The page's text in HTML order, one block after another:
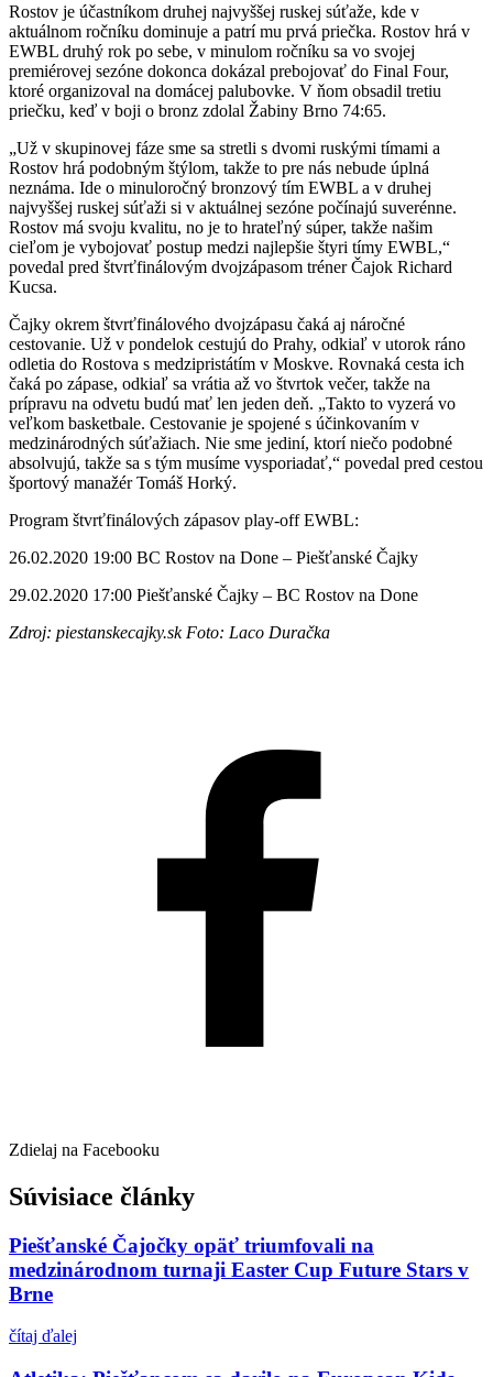
Rostov je účastníkom druhej najvyššej ruskej súťaže, kde v
aktuálnom ročníku dominuje a patrí mu prvá priečka. Rostov hrá v
EWBL druhý rok po sebe, v minulom ročníku sa vo svojej
premiérovej sezóne dokonca dokázal prebojovať do Final Four,
ktoré organizoval na domácej palubovke. V ňom obsadil tretiu
priečku, keď v boji o bronz zdolal Žabiny Brno 74:65.
„Už v skupinovej fáze sme sa stretli s dvomi ruskými tímami a
Rostov hrá podobným štýlom, takže to pre nás nebude úplná
neznáma. Ide o minuloročný bronzový tím EWBL a v druhej
najvyššej ruskej súťaži si v aktuálnej sezóne počínajú suverénne.
Rostov má svoju kvalitu, no je to hrateľný súper, takže našim
cieľom je vybojovať postup medzi najlepšie štyri tímy EWBL,“
povedal pred štvrťfinálovým dvojzápasom tréner Čajok Richard
Kucsa.
Čajky okrem štvrťfinálového dvojzápasu čaká aj náročné
cestovanie. Už v pondelok cestujú do Prahy, odkiaľ v utorok ráno
odletia do Rostova s medzipristátím v Moskve. Rovnaká cesta ich
čaká po zápase, odkiaľ sa vrátia až vo štvrtok večer, takže na
prípravu na odvetu budú mať len jeden deň. „Takto to vyzerá vo
veľkom basketbale. Cestovanie je spojené s účinkovaním v
medzinárodných súťažiach. Nie sme jediní, ktorí niečo podobné
absolvujú, takže sa s tým musíme vysporiadať,“ povedal pred cestou
športový manažér Tomáš Horký.
Program štvrťfinálových zápasov play-off EWBL:
26.02.2020 19:00 BC Rostov na Done – Piešťanské Čajky
29.02.2020 17:00 Piešťanské Čajky – BC Rostov na Done
Zdroj: piestanskecajky.sk Foto: Laco Duračka
Zdielaj na Facebooku
Súvisiace články
Piešťanské Čajočky opäť triumfovali na
medzinárodnom turnaji Easter Cup Future Stars v
Brne
čítaj ďalej